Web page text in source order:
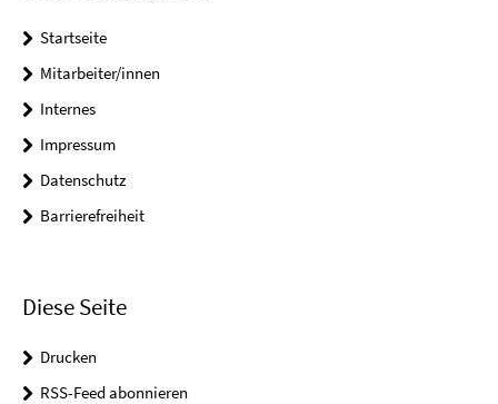
Startseite
Mitarbeiter/innen
Internes
Impressum
Datenschutz
Barrierefreiheit
Diese Seite
Drucken
RSS-Feed abonnieren